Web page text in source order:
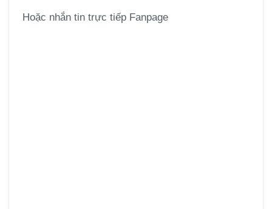
Hoặc nhắn tin trực tiếp Fanpage